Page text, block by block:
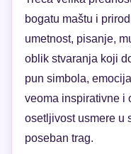
bogatu maštu i
umetnost, pisanje,
oblik stvaranja koji
pun simbola,
veoma inspirativne i
osetljivost usmere u
poseban trag.